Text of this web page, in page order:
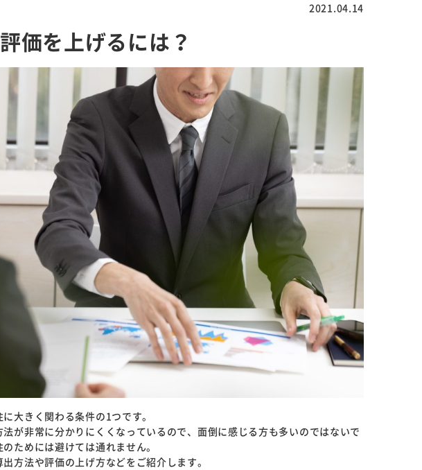
2021.04.14
価を上げるには？
大きく関わる条件の1つです。
が非常に分かりにくくなっているので、面倒に感じる方も多いのではないで
ためには避けては通れません。
方法や評価の上げ方などをご紹介します。